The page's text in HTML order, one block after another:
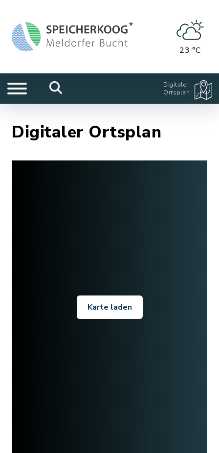
23 °C
Digitaler
Ortsplan
Digitaler Ortsplan
Karte laden